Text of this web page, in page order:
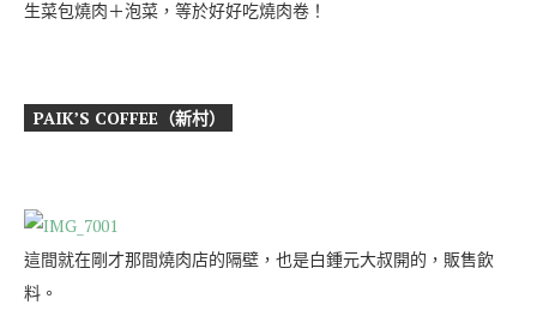
生菜包燒肉＋泡菜，等於好好吃燒肉卷！
PAIK’S COFFEE（新村）
這間就在剛才那間燒肉店的隔壁，也是白鍾元大叔開的，販售飲
料。